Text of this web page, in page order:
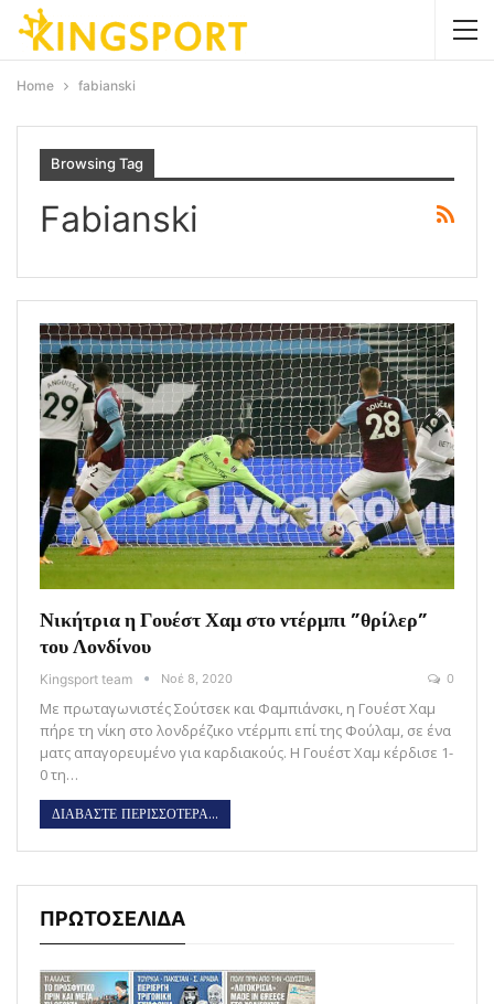
Home fabianski
Browsing Tag
Fabianski
Νικήτρια η Γουέστ Χαμ στο ντέρμπι ”θρίλερ”
του Λονδίνου
Kingsport team Νοέ 8, 2020 0
Με πρωταγωνιστές Σούτσεκ και Φαμπιάνσκι, η Γουέστ Χαμ
πήρε τη νίκη στο λονδρέζικο ντέρμπι επί της Φούλαμ, σε ένα
ματς απαγορευμένο για καρδιακούς. Η Γουέστ Χαμ κέρδισε 1-
0 τη…
ΔΙΑΒΑΣΤΕ ΠΕΡΙΣΣΟΤΕΡΑ...
ΠΡΩΤΟΣΕΛΙΔΑ